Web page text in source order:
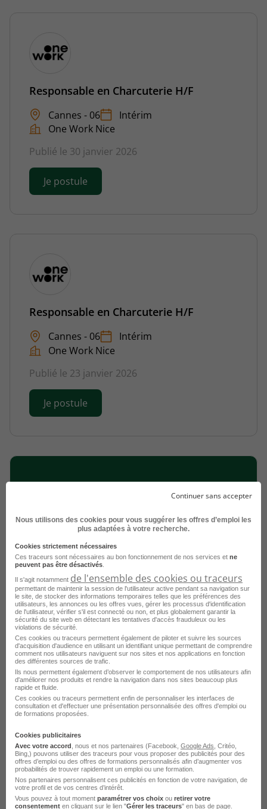
Responsable en Charcuterie H/F
Cannes - 06
Intérim
One Work Nice
Publié le 30 janvier 2026
Je postule
Responsable en Charcuterie H/F
Cannes - 06
Intérim
One Work Nice
Publié le 23 janvier 2026
Je postule
Déposer votre CV et laissez les recruteurs
Responsable en Charcuterie H/F
Cannes - 06
One Work Nice
Je postule
Continuer sans accepter
Nous utilisons des cookies pour vous suggérer les offres d’emploi les
plus adaptées à votre recherche.
Cookies strictement nécessaires
Ces traceurs sont nécessaires au bon fonctionnement de nos services et ne
peuvent pas être désactivés
Il s'agit notamment de l'ensemble des cookies ou traceurs
permettant de maintenir la session de l'utilisateur active pendant sa navigation sur
le site, de stocker des informations temporaires telles que les préférences des
utilisateurs, les annonces ou les offres vues, gérer les processus d'identification
de l'utilisateur, vérifier s'il est connecté ou non, et plus globalement garantir la
sécurité du site web en détectant les tentatives d'accès frauduleux ou les
violations de sécurité.
Ces cookies ou traceurs permettent également de piloter et suivre les sources
d'acquisition d'audience en utilisant un identifiant unique permettant de comprendre
comment nos utilisateurs naviguent sur nos sites et nos applications en fonction
des différentes sources de trafic.
Ils nous permettent également d’observer le comportement de nos utilisateurs afin
d'améliorer nos produits et rendre la navigation dans nos sites beaucoup plus
rapide et fluide.
Ces cookies ou traceurs permettent enfin de personnaliser les interfaces de
consultation et d'effectuer une présentation personnalisée des offres d'emploi ou
de formations proposées.
Cookies publicitaires
Avec votre accord , nous et nos partenaires (Facebook, Google Ads , Critéo,
Bing,) pouvons utiliser des traceurs pour vous proposer des publicités pour des
offres d’emploi ou des offres de formations personnalisés afin d’augmenter vos
probabilités de trouver rapidement un emploi ou une formation.
Nos partenaires personnalisent ces publicités en fonction de votre navigation, de
votre profil et de vos centres d’intérêt.
Vous pouvez à tout moment paramétrer vos choix ou retirer votre
consentement en cliquant sur le lien "Gérer les traceurs" en bas de page.